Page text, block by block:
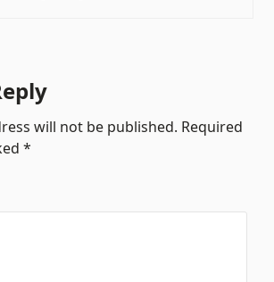
will not be published. Required
*